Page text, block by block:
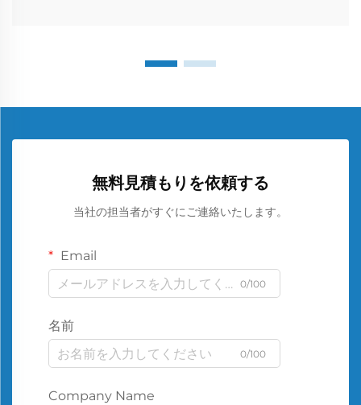
無料見積もりを依頼する
当社の担当者がすぐにご連絡いたします。
Email
0/100
名前
0/100
Company Name